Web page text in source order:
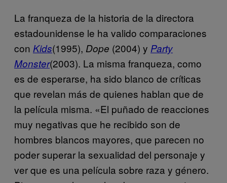
La franqueza de la historia de la directora
estadounidense le ha valido comparaciones
con Kids(1995), Dope (2004) y Party
Monster(2003). La misma franqueza, como
es de esperarse, ha sido blanco de críticas
que revelan más de quienes hablan que de
la película misma. «El puñado de reacciones
muy negativas que he recibido son de
hombres blancos mayores, que parecen no
poder superar la sexualidad del personaje y
ver que es una película sobre raza y género.